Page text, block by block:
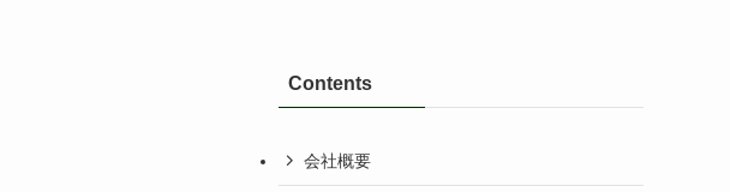
Contents
会社概要